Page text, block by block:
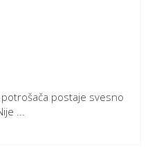
postaje svesno
...